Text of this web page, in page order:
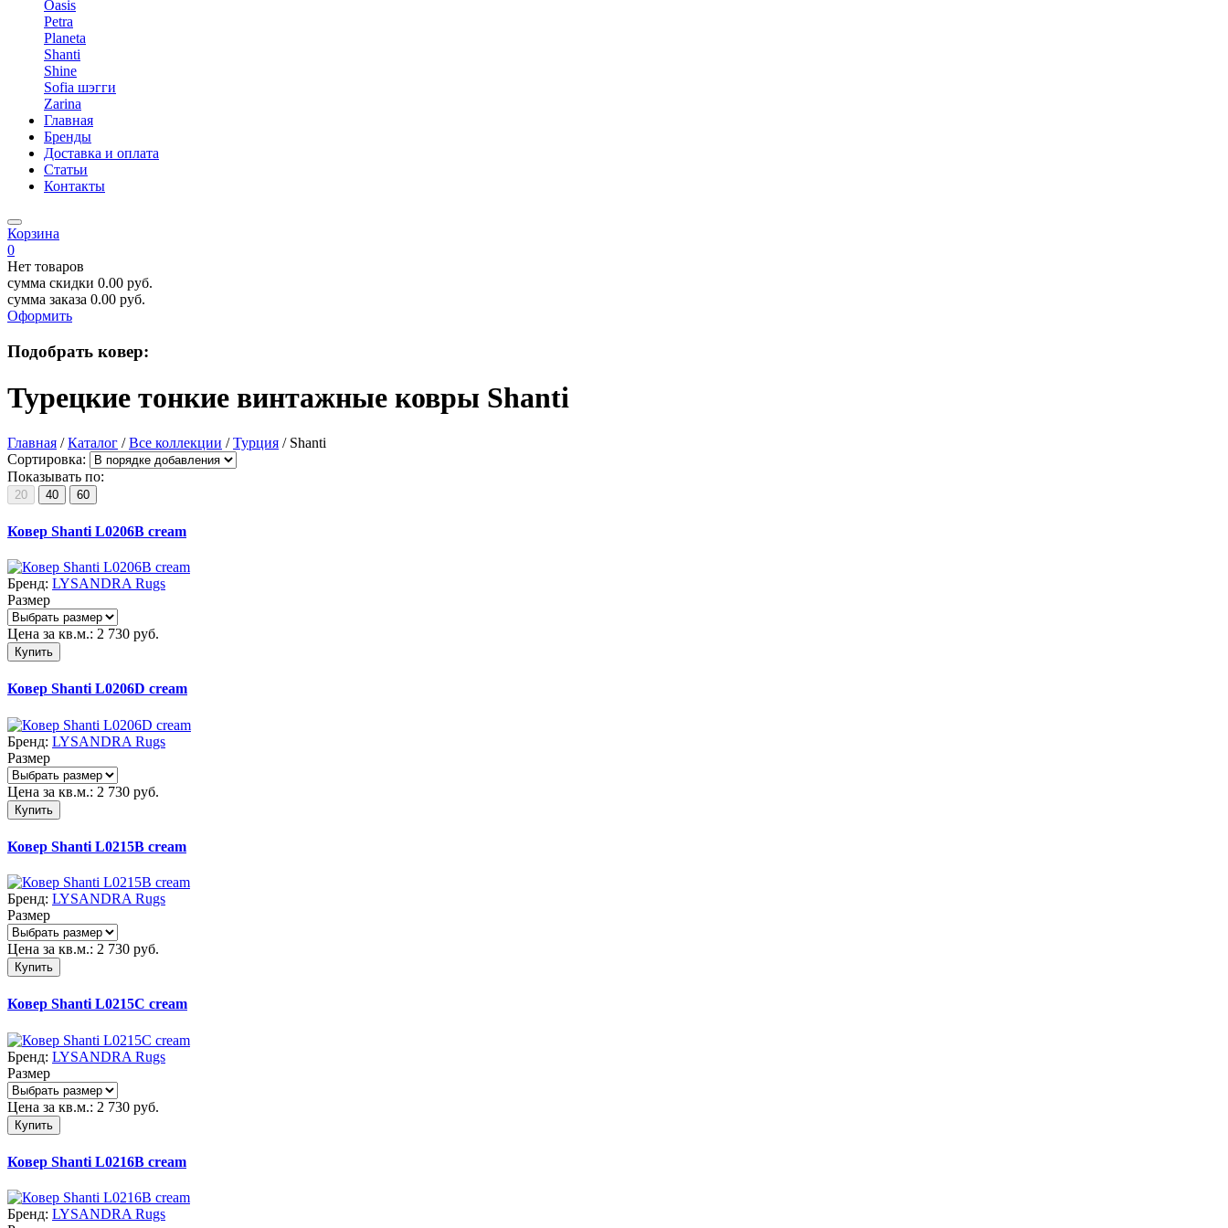
Oasis
Petra
Planeta
Shanti
Shine
Sofia шэгги
Zarina
Главная
Бренды
Доставка и оплата
Статьи
Контакты
Корзина
0
Нет товаров
сумма скидки 0.00 руб.
сумма заказа 0.00 руб.
Оформить
Подобрать ковер:
Турецкие тонкие винтажные ковры Shanti
Главная / Каталог / Все коллекции / Турция / Shanti
Сортировка:
Показывать по:
20 40 60
Ковер Shanti L0206B cream
Бренд: LYSANDRA Rugs
Размер
Цена за кв.м.: 2 730 руб.
Купить
Ковер Shanti L0206D cream
Бренд: LYSANDRA Rugs
Размер
Цена за кв.м.: 2 730 руб.
Купить
Ковер Shanti L0215B cream
Бренд: LYSANDRA Rugs
Размер
Цена за кв.м.: 2 730 руб.
Купить
Ковер Shanti L0215C cream
Бренд: LYSANDRA Rugs
Размер
Цена за кв.м.: 2 730 руб.
Купить
Ковер Shanti L0216B cream
Бренд: LYSANDRA Rugs